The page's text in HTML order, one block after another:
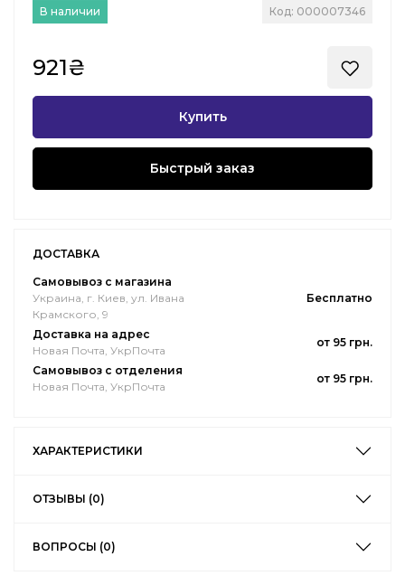
В наличии Код: 000007346
921₴
Купить
Быстрый заказ
ДОСТАВКА
Самовывоз с магазина
Украина, г. Киев, ул. Ивана
Крамского, 9
Бесплатно
Доставка на адрес
Новая Почта, УкрПочта
от 95 грн.
Самовывоз с отделения
Новая Почта, УкрПочта
от 95 грн.
ХАРАКТЕРИСТИКИ
ОТЗЫВЫ (0)
ВОПРОСЫ (0)